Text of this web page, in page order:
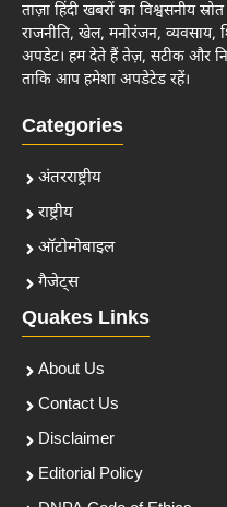
ताज़ा हिंदी खबरों का विश्वसनीय स्रोत
राजनीति, खेल, मनोरंजन, व्यवसाय,
अपडेट। हम देते हैं तेज़, सटीक और
ताकि आप हमेशा अपडेटेड रहें।
Categories
अंतरराष्ट्रीय
राष्ट्रीय
ऑटोमोबाइल
गैजेट्स
Quakes Links
About Us
Contact Us
Disclaimer
Editorial Policy